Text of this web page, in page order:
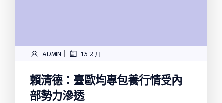
ADMIN | 13 2 月
賴清德：臺歐均專包養行情受內
部勢力滲透